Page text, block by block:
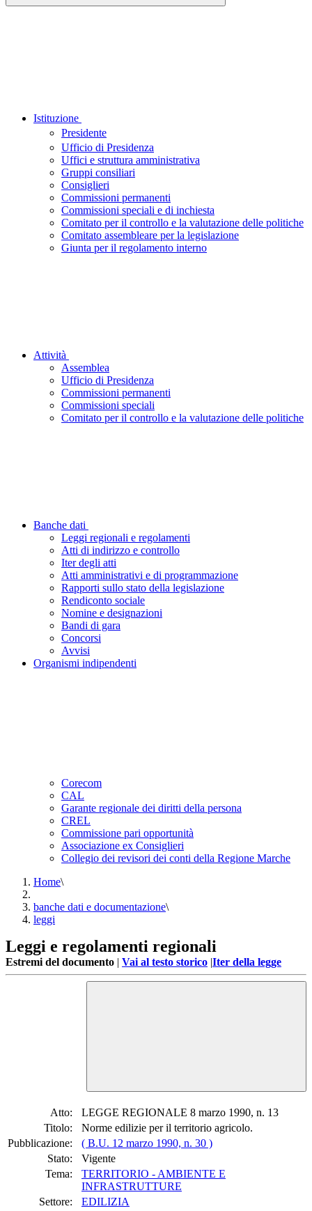
Istituzione
Presidente
Ufficio di Presidenza
Uffici e struttura amministrativa
Gruppi consiliari
Consiglieri
Commissioni permanenti
Commissioni speciali e di inchiesta
Comitato per il controllo e la valutazione delle politiche
Comitato assembleare per la legislazione
Giunta per il regolamento interno
Attività
Assemblea
Ufficio di Presidenza
Commissioni permanenti
Commissioni speciali
Comitato per il controllo e la valutazione delle politiche
Banche dati
Leggi regionali e regolamenti
Atti di indirizzo e controllo
Iter degli atti
Atti amministrativi e di programmazione
Rapporti sullo stato della legislazione
Rendiconto sociale
Nomine e designazioni
Bandi di gara
Concorsi
Avvisi
Organismi indipendenti
Corecom
CAL
Garante regionale dei diritti della persona
CREL
Commissione pari opportunità
Associazione ex Consiglieri
Collegio dei revisori dei conti della Regione Marche
Home\
banche dati e documentazione\
leggi
Leggi e regolamenti regionali
Estremi del documento | Vai al testo storico |Iter della legge
Atto:
LEGGE REGIONALE 8 marzo 1990, n. 13
Titolo:
Norme edilizie per il territorio agricolo.
Pubblicazione:
( B.U. 12 marzo 1990, n. 30 )
Stato:
Vigente
Tema:
TERRITORIO - AMBIENTE E
INFRASTRUTTURE
Settore:
EDILIZIA